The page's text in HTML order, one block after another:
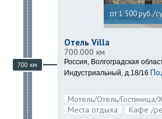
700 км
от 1 500 руб./
Отель Villa
700.000 км
Россия, Волгоградская
Индустриальный, д.18/16
Мотель/Отель/Гостиница/
Места отдыха
Кафе /